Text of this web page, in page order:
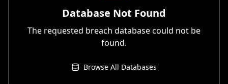
Database Not Found
The requested breach database could not be
found.
Browse All Databases